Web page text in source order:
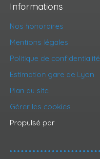
Informations
Nos honoraires
Mentions légales
Politique de confidentialité
Estimation gare de Lyon
Plan du site
Gérer les cookies
Propulsé par